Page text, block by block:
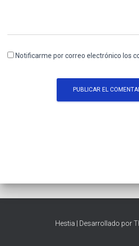
Notificarme por correo electrónico los
Hestia | Desarrollado por